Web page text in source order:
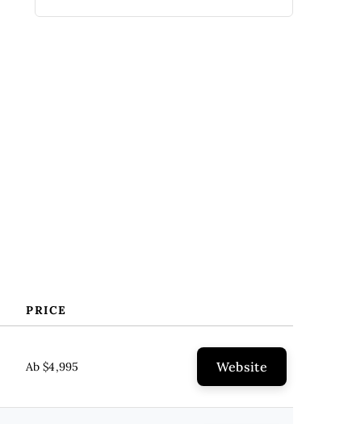
PRICE
Ab $4,995 Website
Eventdex